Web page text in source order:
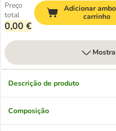
Preço
total
0,00 €
Adicionar
carrinho
Descrição de produto
Composição